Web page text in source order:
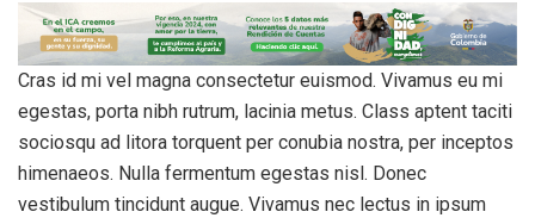
Cras id mi vel magna consectetur euismod. Vivamus eu mi
egestas, porta nibh rutrum, lacinia metus. Class aptent taciti
sociosqu ad litora torquent per conubia nostra, per inceptos
himenaeos. Nulla fermentum egestas nisl. Donec
vestibulum tincidunt augue. Vivamus nec lectus in ipsum